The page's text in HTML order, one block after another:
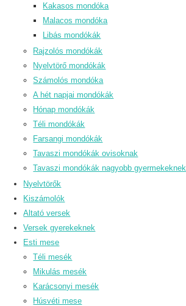
Kakasos mondóka
Malacos mondóka
Libás mondókák
Rajzolós mondókák
Nyelvtörő mondókák
Számolós mondóka
A hét napjai mondókák
Hónap mondókák
Téli mondókák
Farsangi mondókák
Tavaszi mondókák ovisoknak
Tavaszi mondókák nagyobb gyermekeknek
Nyelvtörők
Kiszámolók
Altató versek
Versek gyerekeknek
Esti mese
Téli mesék
Mikulás mesék
Karácsonyi mesék
Húsvéti mese